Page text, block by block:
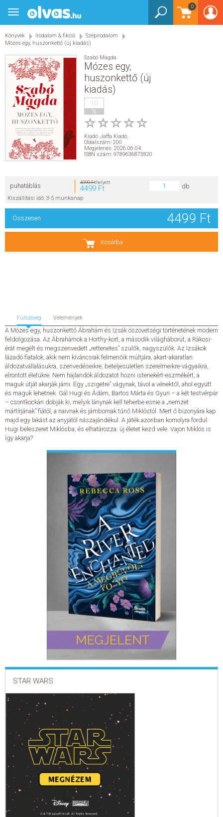
0
Toggle
navigation
Könyvek Irodalom & fikció
Szépirodalom
Mózes egy, huszonkettő (új kiadás)
Szabó Magda
Mózes egy,
huszonkettő (új
kiadás)
10
%
Kiadó: Jaffa Kiadó,
Oldalszám: 200
Megjelenés: 2026.06.04.
ISBN szám: 9789636873820
Kosárba
puhatáblás 4999 Fthelyett
4499 Ft db
Kiszállítási idő: 3-5 munkanap
Összesen 4499 Ft
Fülszöveg Vélemények
A Mózes egy, huszonkettő Ábrahám és Izsák ószövetségi történetének modern
feldolgozása. Az Ábrahámok a Horthy-kort, a második világháborút, a Rákosi-
érát megélt és megszenvedett „rettenetes” szülők, nagyszülők. Az Izsákok
lázadó fiatalok, akik nem kíváncsiak felmenőik múltjára, akart-akaratlan
áldozatvállalásukra, szenvedéseikre, beteljesületlen szerelmeikre-vágyaikra,
elrontott életükre. Nem hajlandók áldozatot hozni istenekért-eszmékért, a
maguk útját akarják járni. Egy „szigetre” vágynak, távol a vénektől, ahol együtt
és maguk lehetnek. Gál Hugi és Ádám, Bartos Márta és Gyuri – a két testvérpár
– csontkockán dobják ki, melyik lánynak kell teherbe esnie a „nemzet
mártírjának” fiától, a naivnak és jámbornak tűnő Miklóstól. Mert ő bizonyára kap
majd egy lakást az anyjától nászajándékul. A játék azonban komolyra fordul:
Hugi beleszeret Miklósba, és elhatározza: új életet kezd vele. Vajon Miklós is
így akarja?
STAR WARS
BEJELENTKEZÉS
KÖNYVEK
E-KÖNYVEK
EGYÉB TERMÉKEK
STAR WARS
AKCIÓ
NÉPSZERŰ KÖNYVEK
SEGÍTHETEK?
HÍREK
KAPCSOLAT
ELŐRENDELHETŐ KIADVÁNYOK
ÚJDONSÁGOK
ELŐRENDELÉSI TOPLISTA
KÍVÁNSÁG TOPLISTA
ÁLTALÁNOS SZERZŐDÉSI FELTÉTELEK
ADATKEZELÉSI ÉS ADATVÉDELMI SZABÁLYZAT